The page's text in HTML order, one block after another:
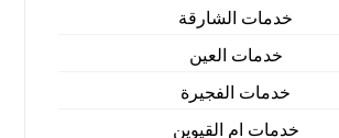
خدمات الشارقة
خدمات العين
خدمات الفجيرة
خدمات ام القيوين